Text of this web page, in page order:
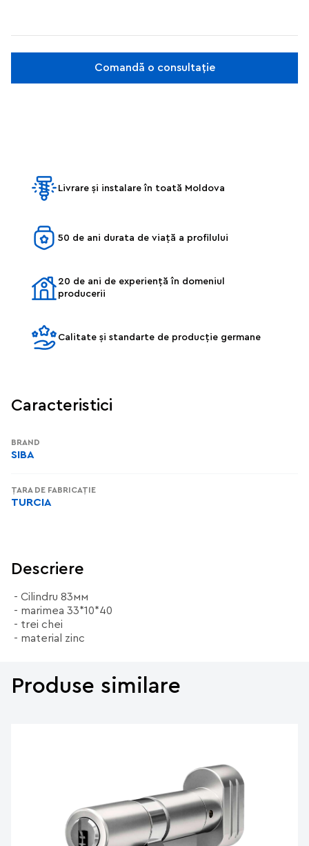
Comandă o consultație
Livrare și instalare în toată Moldova
50 de ani durata de viață a profilului
20 de ani de experiență în domeniul
producerii
Calitate și standarte de producție germane
Caracteristici
BRAND
SIBA
ȚARA DE FABRICAȚIE
TURCIA
Descriere
- Cilindru 83мм
- marimea 33*10*40
- trei chei
- material zinc
Produse similare